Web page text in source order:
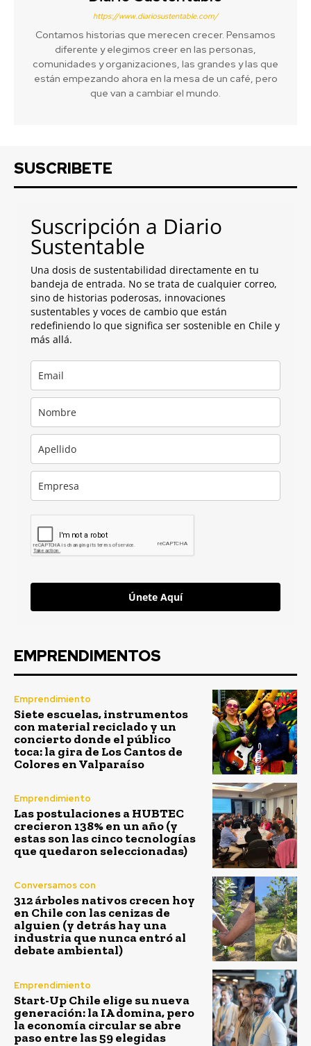
https://www.diariosustentable.com/
Contamos historias que merecen crecer. Pensamos
diferente y elegimos creer en las personas,
comunidades y organizaciones, las grandes y las que
están empezando ahora en la mesa de un café, pero
que van a cambiar el mundo.
SUSCRIBETE
Suscripción a Diario
Sustentable
Una dosis de sustentabilidad directamente en tu
bandeja de entrada. No se trata de cualquier correo,
sino de historias poderosas, innovaciones
sustentables y voces de cambio que están
redefiniendo lo que significa ser sostenible en Chile y
más allá.
Únete Aquí
EMPRENDIMENTOS
Emprendimiento
Siete escuelas, instrumentos
con material reciclado y un
concierto donde el público
toca: la gira de Los Cantos de
Colores en Valparaíso
Emprendimiento
Las postulaciones a HUBTEC
crecieron 138% en un año (y
estas son las cinco tecnologías
que quedaron seleccionadas)
Conversamos con
312 árboles nativos crecen hoy
en Chile con las cenizas de
alguien (y detrás hay una
industria que nunca entró al
debate ambiental)
Emprendimiento
Start-Up Chile elige su nueva
generación: la IA domina, pero
la economía circular se abre
paso entre las 59 elegidas